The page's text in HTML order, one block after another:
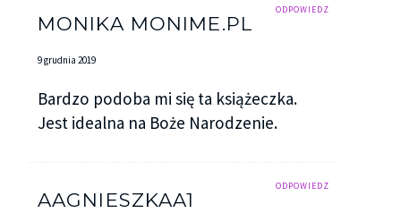
ODPOWIEDZ
MONIKA MONIME.PL
9 grudnia 2019
Bardzo podoba mi się ta książeczka.
Jest idealna na Boże Narodzenie.
ODPOWIEDZ
AAGNIESZKAA1